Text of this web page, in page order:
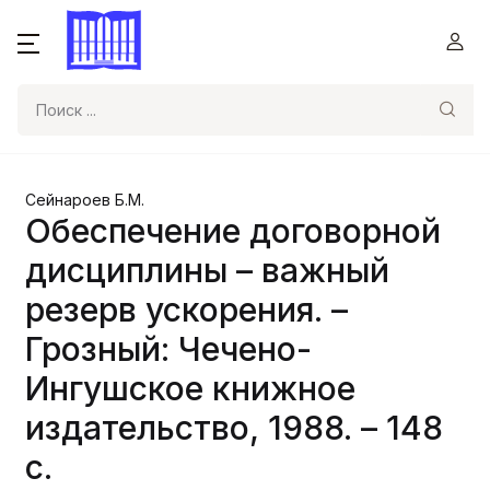
Сейнароев Б.М.
Обеспечение договорной
дисциплины – важный
резерв ускорения. –
Грозный: Чечено-
Ингушское книжное
издательство, 1988. – 148
с.